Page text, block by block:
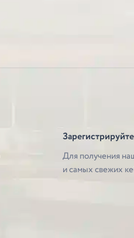
Для получения
и самых свежих